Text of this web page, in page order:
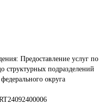
Предоставление услуг по
структурных подразделений
округа